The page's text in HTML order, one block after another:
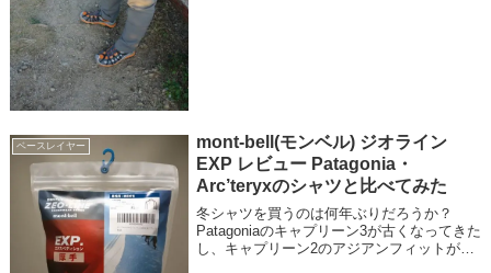
ベースレイヤー
mont-bell(モンベル) ジオライン
EXP レビュー Patagonia・
Arc’teryxのシャツと比べてみた
冬シャツを買うのは何年ぶりだろうか？
Patagoniaのキャプリーン3が古くなってきた
し、キャプリーン2のアジアンフィットがや